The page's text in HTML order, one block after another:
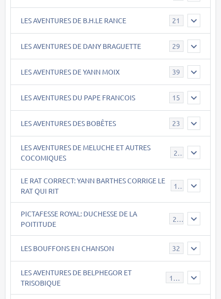
LES AVENTURES DE B.H.LE RANCE 21
LES AVENTURES DE DANY BRAGUETTE 29
LES AVENTURES DE YANN MOIX 39
LES AVENTURES DU PAPE FRANCOIS 15
LES AVENTURES DES BOBÊTES 23
LES AVENTURES DE MELUCHE ET AUTRES
COCOMIQUES
22
LE RAT CORRECT: YANN BARTHES CORRIGE LE
RAT QUI RIT
15
PICTAFESSE ROYAL: DUCHESSE DE LA
POITITUDE
23
LES BOUFFONS EN CHANSON 32
LES AVENTURES DE BELPHEGOR ET
TRISOBIQUE
147